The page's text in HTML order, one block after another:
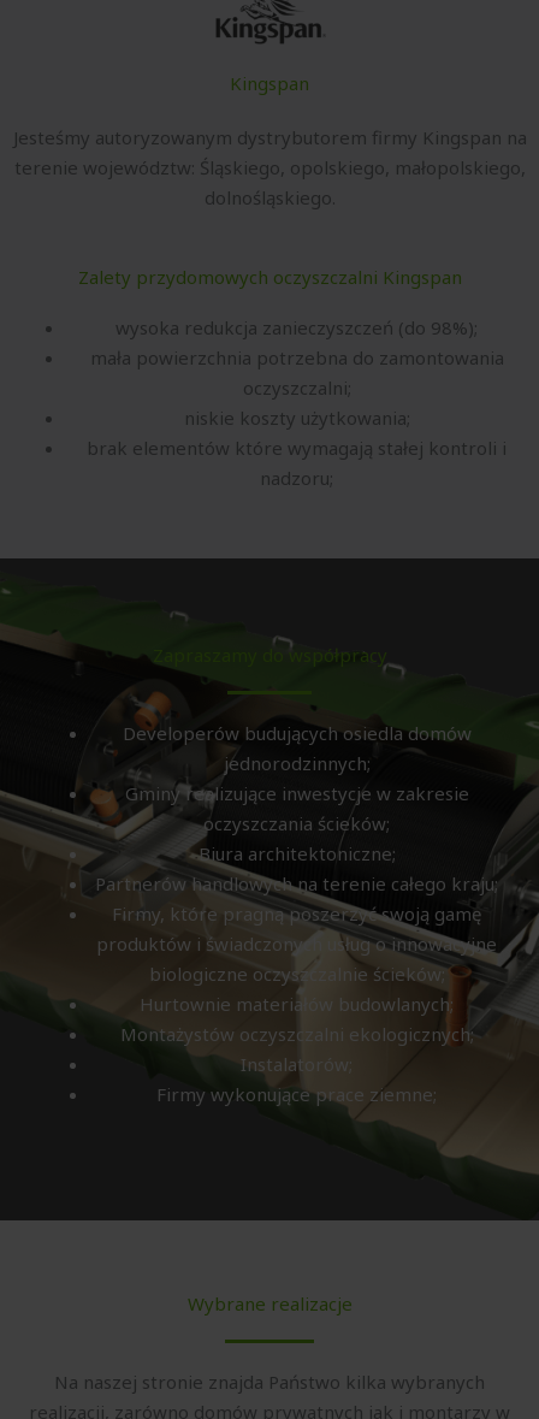
Kingspan
Jesteśmy autoryzowanym dystrybutorem firmy Kingspan na
terenie województw: Śląskiego, opolskiego, małopolskiego,
dolnośląskiego.
Zalety przydomowych oczyszczalni Kingspan
wysoka redukcja zanieczyszczeń (do 98%);
mała powierzchnia potrzebna do zamontowania
oczyszczalni;
niskie koszty użytkowania;
brak elementów które wymagają stałej kontroli i
nadzoru;
Zapraszamy do współpracy
Developerów budujących osiedla domów
jednorodzinnych;
Gminy realizujące inwestycje w zakresie
oczyszczania ścieków;
Biura architektoniczne;
Partnerów handlowych na terenie całego kraju;
Firmy, które pragną poszerzyć swoją gamę
produktów i świadczonych usług o innowacyjne
biologiczne oczyszczalnie ścieków;
Hurtownie materiałów budowlanych;
Montażystów oczyszczalni ekologicznych;
Instalatorów;
Firmy wykonujące prace ziemne;
Wybrane realizacje
Na naszej stronie znajda Państwo kilka wybranych
realizacji, zarówno domów prywatnych jak i montarzy w